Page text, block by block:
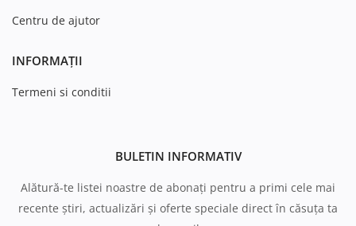
Centru de ajutor
INFORMAȚII
Termeni si conditii
BULETIN INFORMATIV
Alătură-te listei noastre de abonați pentru a primi cele mai
recente știri, actualizări și oferte speciale direct în căsuța ta